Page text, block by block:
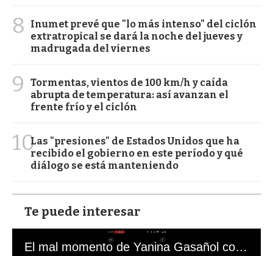
8
Inumet prevé que "lo más intenso" del ciclón
extratropical se dará la noche del jueves y
madrugada del viernes
9
Tormentas, vientos de 100 km/h y caída
abrupta de temperatura: así avanzan el
frente frío y el ciclón
10Las "presiones" de Estados Unidos que ha
recibido el gobierno en este período y qué
diálogo se está manteniendo
Te puede interesar
El mal momento de Yanina Gasañol con un hincha argentino en "Subrayado"